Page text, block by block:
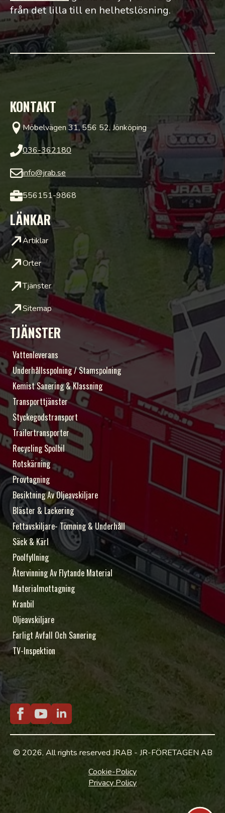
från det lilla till en helhetslösning.
KONTAKT
Möbelvägen 31, 556 52, Jönköping
036-362180
info@jrab.se
556151-9868
LÄNKAR
Artiklar
Orter
Tjänster
Sitemap
TJÄNSTER
Vattenleverans
Underhållsspolning / Stamspolning
Kemist Sanering & Klassning
Transporttjänster
Styckegodstransport
Trailertransporter
Recycling Spolbil
Rotskärning
Provtagning
Besiktning Av Oljeavskiljare
Bläster & Lackering
Fettavskiljare- Tömning & Underhåll
Säck & Kärl
Poolfyllning
Återvinning Av Flytande Material
Materialmottagning
Kranbil
Oljeavskiljare
Farligt Avfall Och Sanering
TV-Inspektion
© 2026, All rights reserved JRAB - JR-FÖRETAGEN AB
Cookie-Policy
Privacy Policy